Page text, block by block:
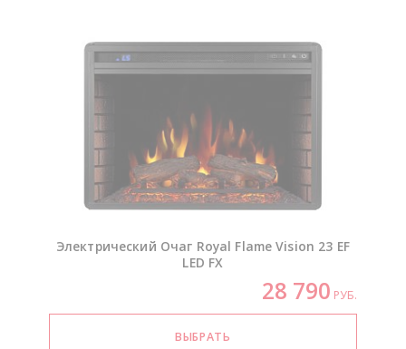
Электрический Очаг Royal Flame Vision 23 EF
LED FX
28 790 РУБ.